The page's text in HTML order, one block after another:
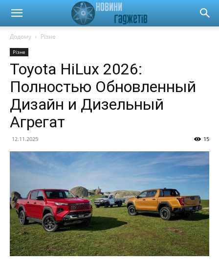
Новини
гаджетів
автомобілів
Додому Різне
Різне
Toyota HiLux 2026:
Полностью Обновленный
Дизайн и Дизельный
Агрегат
12.11.2025 15